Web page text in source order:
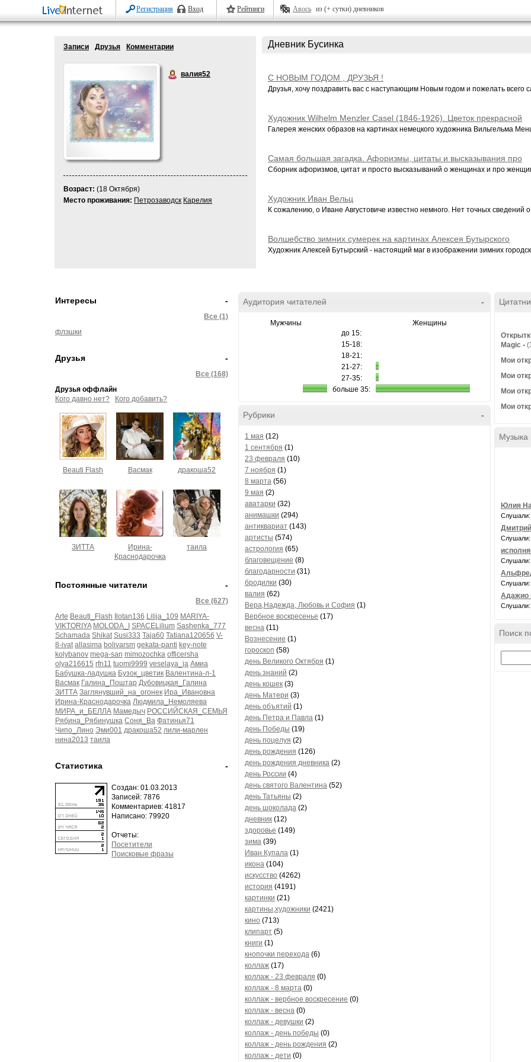
Регистрация Вход Рейтинги Авось из (+ сутки) дневников
Записи Друзья Комментарии
валия52
Возраст: (18 Октября)
Место проживания: Петрозаводск Карелия
Дневник Бусинка
С НОВЫМ ГОДОМ , ДРУЗЬЯ !
Друзья, хочу поздравить вас с наступающим Новым годом и пожелать всего
Художник Wilhelm Menzler Casel (1846-1926). Цветок прекрасной
даме
Галерея женских образов на картинах немецкого художника Вильгельма
Самая большая загадка. Афоризмы, цитаты и высказывания про
женщин
Сборник афоризмов, цитат и просто высказываний о женщинах и про
Художник Иван Вельц
К сожалению, о Иване Августовиче известно немного. Нет точных сведений
Волшебство зимних сумерек на картинах Алексея Бутырского
Художник Алексей Бутырский - настоящий маг в изображении зимних
-
Интересы
Все (1)
флэшки
-
Друзья
Все (168)
Друзья оффлайн
Кого давно нет?
Кого добавить?
Beauti Flash Васмак дракоша52
ЗИТТА
Ирина-
Краснодарочка
таила
-
Постоянные читатели
Все (627)
Arte Beauti_Flash Ilotan136 Lilija_109 MARIYA-
VIKTORIYA MOLODA_I SPACELilium Sashenka_777
Schamada Shikat Susi333 Taja60 Tatiana120656 V-
8-ivat allasima bolivarsm gekata-panti key-note
kolybanov mega-san mimozochka officersha
olya216615 rfn11 tuomi9999 veselaya_ja Амиа
Бабушка-ладушка Бузок_цветик Валентина-л-1
Васмак Галина_Поштар Дубовицкая_Галина
ЗИТТА Заглянувший_на_огонек Ира_Ивановна
Ирина-Краснодарочка Людмила_Немоляева
МИРА_и_БЕЛЛА Мамедыч РОССИЙСКАЯ_СЕМЬЯ
Рябина_Рябинушка Соня_Ва Фатинья71
Чипо_Лино Эми001 дракоша52 лили-марлен
нина2013 таила
-
Статистика
Создан: 01.03.2013
Записей: 7876
Комментариев: 41817
Написано: 79920
Отчеты:
Посетители
Поисковые фразы
-
Аудитория читателей
Мужчины
Женщины
до 15:
15-18:
18-21:
21-27:
27-35:
больше 35:
-
Рубрики
1 мая (12)
1 сентября (1)
23 февраля (10)
7 ноября (1)
8 марта (56)
9 мая (2)
аватарки (32)
анимашки (294)
антиквариат (143)
артисты (574)
астрология (65)
благовещение (8)
благодарности (31)
бродилки (30)
валия (62)
Вера,Надежда, Любовь и София (1)
Вербное воскресенье (17)
весна (11)
Вознесение (1)
гороскоп (58)
день Великого Октября (1)
день знаний (2)
день кошек (3)
день Матери (3)
день объятий (1)
день Петра и Павла (1)
день Победы (19)
день поцелуя (2)
день рождения (126)
день рождения дневника (2)
день России (4)
день святого Валентина (52)
день Татьяны (2)
день шоколада (2)
дневник (12)
здоровье (149)
зима (39)
Иван Купала (1)
икона (104)
искусство (4262)
история (4191)
картинки (21)
картины,художники (2421)
кино (713)
клипарт (5)
книги (1)
кнопочки перехода (6)
коллаж (17)
коллаж - 23 февраля (0)
коллаж - 8 марта (0)
коллаж - вербное воскресение (0)
коллаж - весна (0)
коллаж - девушки (2)
коллаж - день победы (0)
коллаж - день рождения (2)
коллаж - дети (0)
Magic -
Мои
Мои
Мои
Мои
Музыка
Юлия
Слушали:
Слушали:
Слушали:
Слушали:
Адажио
Слушали:
Поиск